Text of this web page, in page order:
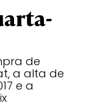
de
a alta de
e a